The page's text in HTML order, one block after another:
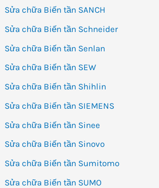
Sửa chữa Biến tần SANCH
Sửa chữa Biến tần Schneider
Sửa chữa Biến tần Senlan
Sửa chữa Biến tần SEW
Sửa chữa Biến tần Shihlin
Sửa chữa Biến tần SIEMENS
Sửa chữa Biến tần Sinee
Sửa chữa Biến tần Sinovo
Sửa chữa Biến tần Sumitomo
Sửa chữa Biến tần SUMO